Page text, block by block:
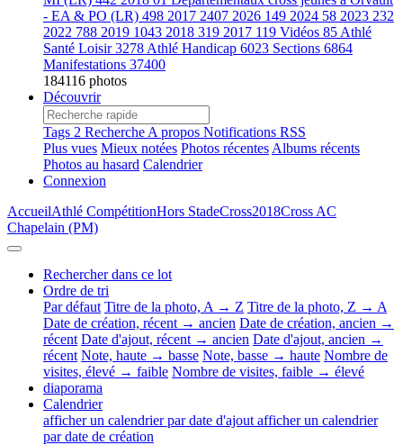
- EA & PO (LR) 498 2017 2407 2026 149 2024 58 2023 232
2022 788 2019 1043 2018 319 2017 119 Vidéos 85 Athlé
Santé Loisir3278 Athlé Handicap 6023 Sections 6864
Manifestations 37400
184116 photos
Découvrir
Tags 2 Recherche A propos Notifications RSS
Plus vues Mieux notées Photos récentes Albums récents
Photos au hasard Calendrier
Connexion
AccueilAthlé CompétitionHors StadeCross2018Cross AC
Chapelain (PM)
Rechercher dans ce lot
Ordre de tri
Par défaut Titre de la photo, A → Z Titre de la photo, Z → A
Date de création, récent → ancien Date de création, ancien →
récent Date d'ajout, récent → ancien Date d'ajout, ancien →
récent Note, haute → basse Note, basse → haute Nombre de
visites, élevé → faible Nombre de visites, faible → élevé
diaporama
Calendrier
afficher un calendrier par date d'ajout afficher un calendrier
par date de création